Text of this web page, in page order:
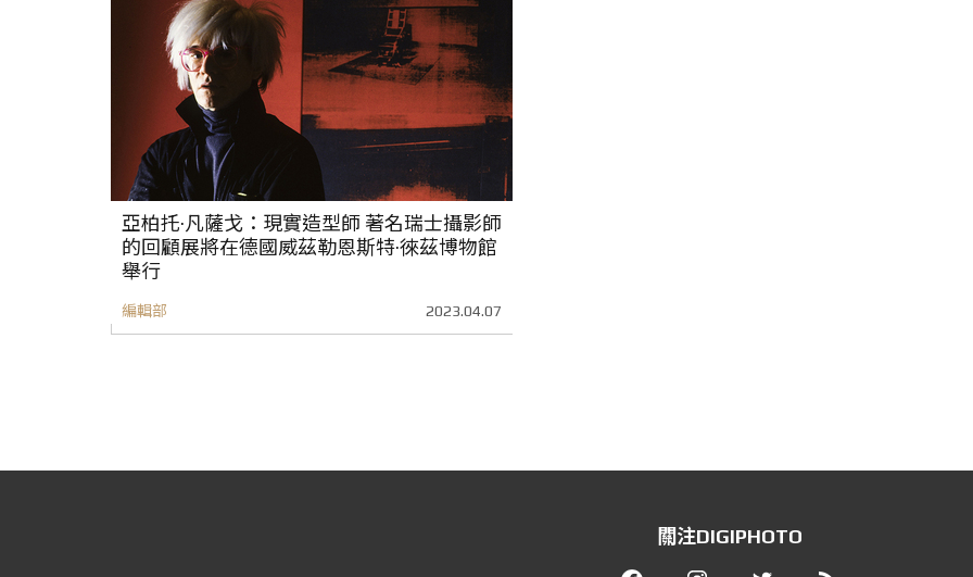
亞柏托·凡薩戈：現實造型師 著名瑞士攝影師
的回顧展將在德國威茲勒恩斯特·徠茲博物館
舉行
編輯部 2023.04.07
關注DIGIPHOTO